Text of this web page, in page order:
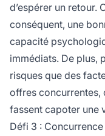
d’espérer un retour.
conséquent, une
capacité
immédiats. De plus,
risques que des
offres concurrentes,
fassent capoter une
Défi 3 :